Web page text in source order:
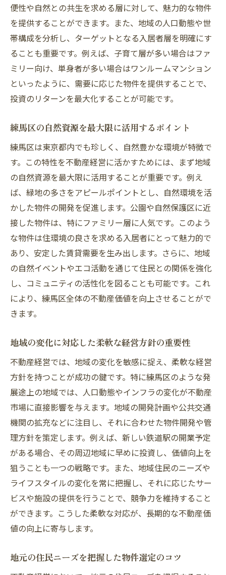
地元文化を反映した経営スタイルの重要性
地域特性を踏まえた顧客アプローチの方法
地元コミュニティとの協力で信頼関係構築
地元の歴史と文化を活かした不動産経営
地域情報を活用した不動産マーケティング
住みやすさが魅力の練馬区での不動産投資の新
住みやすさを武器にした投資物件の選び方
新しいライフスタイルに適応した物件開発
住環境の改善が不動産価値に与える影響
住みやすさを支えるインフラの進化
住みたい街ランキングを活用した投資の利
点
住環境の魅力を伝えるマーケティング戦略
地域特性を活かした練馬区での不動産管理のポ
イント
地域ニーズに応じた物件管理のアプローチ
地元特性を活かした住民サービスの提供
テクノロジーを活用した効率的な管理手法
コミュニティとの関係構築を通じた管理の
向上
練馬区で不動産の価値を高める戦略とその効果
価値を高めるリノベーションアイデア
地域の魅力を反映した物件のブランディン
グ
不動産価値を左右する法令とその対応策
価値向上に欠かせないマーケット分析
資産価値を維持するためのメンテナンス方
法
練馬区特有の魅力を活かした価値創造
ヒント
便性や自然との共生を求める層に対して、魅力的な物件
を提供することができます。また、地域の人口動態や世
帯構成を分析し、ターゲットとなる入居者層を明確にす
ることも重要です。例えば、子育て層が多い場合はファ
ミリー向け、単身者が多い場合はワンルームマンション
といったように、需要に応じた物件を提供することで、
投資のリターンを最大化することが可能です。
練馬区の自然資源を最大限に活用するポイント
練馬区は東京都内でも珍しく、自然豊かな環境が特徴で
す。この特性を不動産経営に活かすためには、まず地域
の自然資源を最大限に活用することが重要です。例え
ば、緑地の多さをアピールポイントとし、自然環境を活
かした物件の開発を促進します。公園や自然保護区に近
接した物件は、特にファミリー層に人気です。このよう
な物件は住環境の良さを求める入居者にとって魅力的で
あり、安定した賃貸需要を生み出します。さらに、地域
の自然イベントやエコ活動を通じて住民との関係を強化
し、コミュニティの活性化を図ることも可能です。これ
により、練馬区全体の不動産価値を向上させることがで
きます。
地域の変化に対応した柔軟な経営方針の重要性
不動産経営では、地域の変化を敏感に捉え、柔軟な経営
方針を持つことが成功の鍵です。特に練馬区のような発
展途上の地域では、人口動態やインフラの変化が不動産
市場に直接影響を与えます。地域の開発計画や公共交通
機関の拡充などに注目し、それに合わせた物件開発や管
理方針を策定します。例えば、新しい鉄道駅の開業予定
がある場合、その周辺地域に早めに投資し、価値向上を
狙うことも一つの戦略です。また、地域住民のニーズや
ライフスタイルの変化を常に把握し、それに応じたサー
ビスや施設の提供を行うことで、競争力を維持すること
ができます。こうした柔軟な対応が、長期的な不動産価
値の向上に寄与します。
地元の住民ニーズを把握した物件選定のコツ